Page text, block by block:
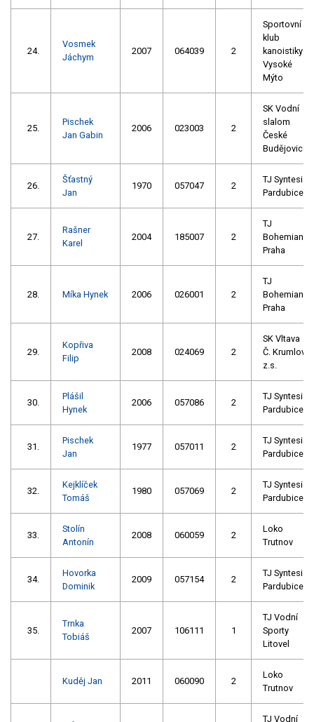
24.
Vosmek
Jáchym
2007 064039 2
Sportovní
klub
kanoistiky
Vysoké
Mýto
25.
Pischek
Jan Gabin
2006 023003 2
SK Vodní
slalom
České
Budějovice
26.
Šťastný
Jan
1970 057047 2
TJ Syntesia
Pardubice
27.
Rašner
Karel
2004 185007 2
TJ
Bohemians
Praha
28. Míka Hynek 2006 026001 2
TJ
Bohemians
Praha
29.
Kopřiva
Filip
2008 024069 2
SK Vltava
Č. Krumlov
z.s.
30.
Plášil
Hynek
2006 057086 2
TJ Syntesia
Pardubice
31.
Pischek
Jan
1977 057011 2
TJ Syntesia
Pardubice
32.
Kejklíček
Tomáš
1980 057069 2
TJ Syntesia
Pardubice
33.
Stolín
Antonín
2008 060059 2
Loko
Trutnov
34.
Hovorka
Dominik
2009 057154 2
TJ Syntesia
Pardubice
35.
Trnka
Tobiáš
2007 106111 1
TJ Vodní
Sporty
Litovel
Kuděj Jan 2011 060090 2
Loko
Trutnov
TJ Vodní